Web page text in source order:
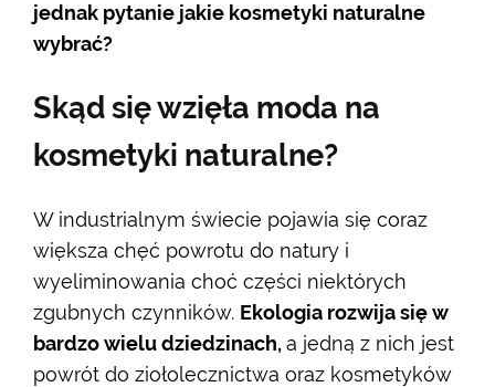
jednak pytanie jakie kosmetyki naturalne
wybrać?
Skąd się wzięła moda na
kosmetyki naturalne?
W industrialnym świecie pojawia się coraz
większa chęć powrotu do natury i
wyeliminowania choć części niektórych
zgubnych czynników. Ekologia rozwija się w
bardzo wielu dziedzinach,a jedną z nich jest
powrót do ziołolecznictwa oraz kosmetyków